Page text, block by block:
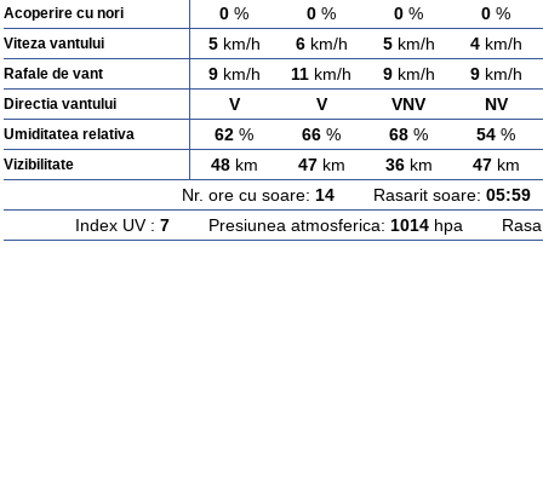
Acoperire cu nori 0 % 0 % 0 % 0 %
Viteza vantului 5km/h 6km/h 5km/h 4km/h
Rafale de vant 9km/h 11 km/h 9km/h 9km/h
Directia vantului V V VNV NV
Umiditatea relativa 62 % 66 % 68 % 54 %
Vizibilitate 48km 47km 36km 47km
Nr. ore cu soare: 14Rasarit soare: 05:59
Index UV : 7Presiunea atmosferica: 1014hpa